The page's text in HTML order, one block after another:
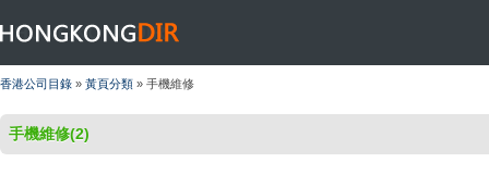
HONGKONGDIR
香港公司目錄 » 黃頁分類 » 手機維修
手機維修(2)